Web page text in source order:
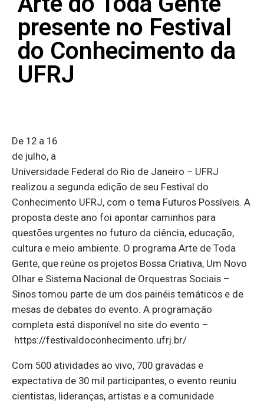
presente no Festival
do Conhecimento da
UFRJ
De 12 a 16
de julho, a
Universidade Federal do Rio de Janeiro – UFRJ
realizou a segunda edição de seu Festival do
Conhecimento UFRJ, com o tema Futuros Possíveis. A
proposta deste ano foi apontar caminhos para
questões urgentes no futuro da ciência, educação,
cultura e meio ambiente. O programa Arte de Toda
Gente, que reúne os projetos Bossa Criativa, Um Novo
Olhar e Sistema Nacional de Orquestras Sociais –
Sinos tomou parte de um dos painéis temáticos e de
mesas de debates do evento. A programação
completa está disponível no site do evento –
https://festivaldoconhecimento.ufrj.br/
Com 500 atividades ao vivo, 700 gravadas e
expectativa de 30 mil participantes, o evento reuniu
cientistas, lideranças, artistas e a comunidade